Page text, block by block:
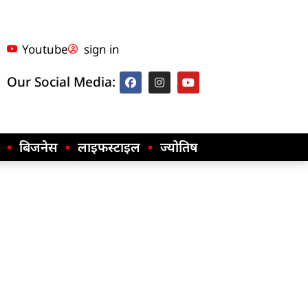
Youtube sign in
Our Social Media:
बिजनेस लाइफस्टाइल ज्योतिष